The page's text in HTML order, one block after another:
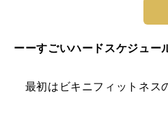
ーーすごいハードスケジュー
最初はビキニフィットネス